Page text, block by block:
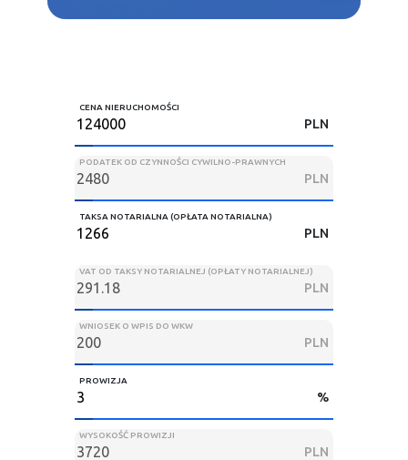
CENA NIERUCHOMOŚCI
PLN
PODATEK OD CZYNNOŚCI CYWILNO-PRAWNYCH
PLN
TAKSA NOTARIALNA (OPŁATA NOTARIALNA)
PLN
VAT OD TAKSY NOTARIALNEJ (OPŁATY NOTARIALNEJ)
PLN
WNIOSEK O WPIS DO WKW
PLN
PROWIZJA
%
WYSOKOŚĆ PROWIZJI
PLN